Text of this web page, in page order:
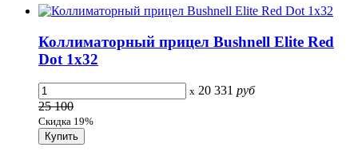
Коллиматорный прицел Bushnell Elite Red
Dot 1x32
x 20 331 руб
25 100
Скидка 19%